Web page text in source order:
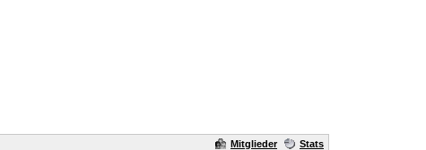
Mitglieder
Stats